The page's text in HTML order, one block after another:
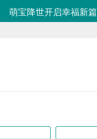
萌宝降世开启幸福新篇